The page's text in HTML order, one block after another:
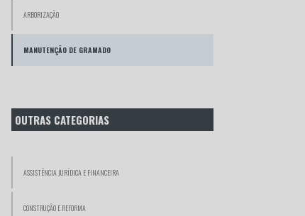
ARBORIZAÇÃO
MANUTENÇÃO DE GRAMADO
OUTRAS CATEGORIAS
ASSISTÊNCIA JURÍDICA E FINANCEIRA
CONSTRUÇÃO E REFORMA